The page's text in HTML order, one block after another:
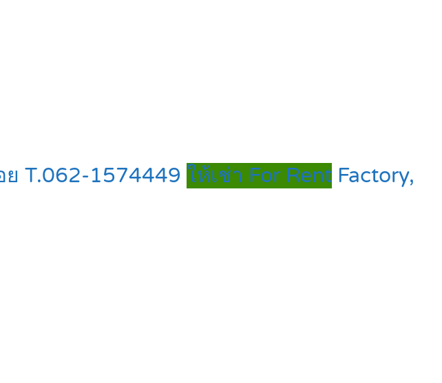
ย T.062-1574449 ให้เช่า For Rent Factory,